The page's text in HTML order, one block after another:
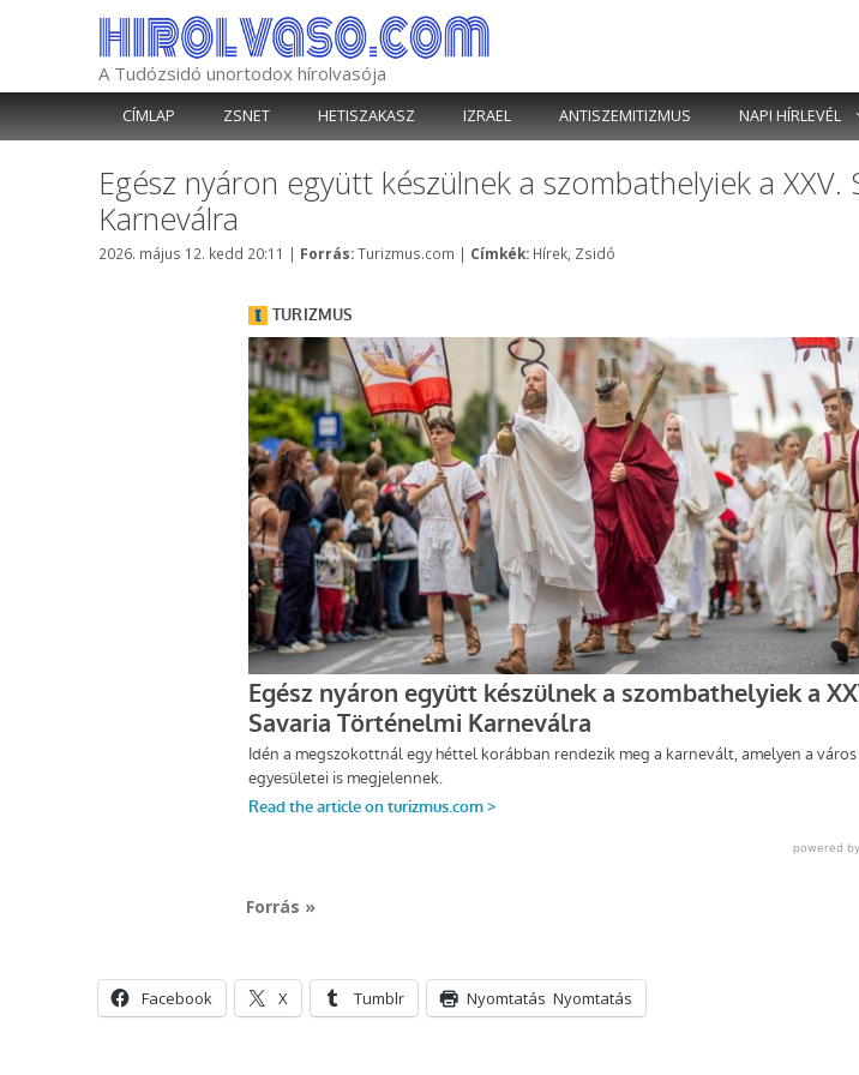
A Tudózsidó unortodox hírolvasója
CÍMLAP ZSNET HETISZAKASZ IZRAEL ANTISZEMITIZMUS NAPI HÍRLEVÉL
Egész nyáron együtt készülnek a szombathelyiek a XXV.
Karneválra
2026. május 12. kedd 20:11 | Forrás:Kategória
Turizmus.com | Címkék: Címkék
Hírek Zsidó
Forrás »
Facebook X Tumblr Nyomtatás Nyomtatás